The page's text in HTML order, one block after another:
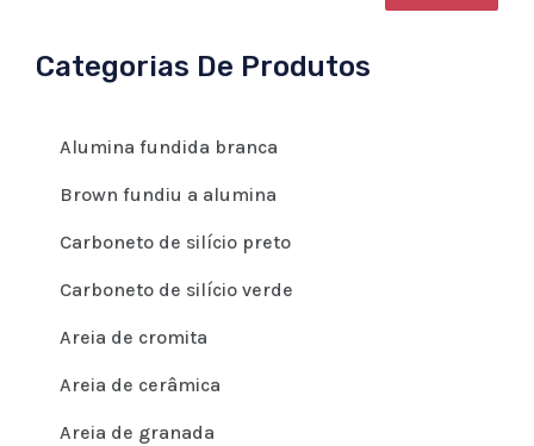
Categorias De Produtos
Alumina fundida branca
Brown fundiu a alumina
Carboneto de silício preto
Carboneto de silício verde
Areia de cromita
Areia de cerâmica
Areia de granada